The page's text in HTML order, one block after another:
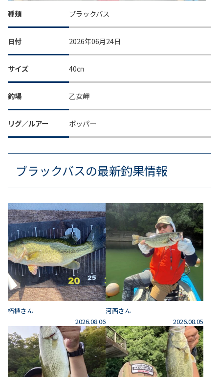
種類 ブラックバス
日付 2026年06月24日
サイズ 40㎝
釣場 乙女岬
リグ／ルアー ポッパー
ブラックバスの最新釣果情報
柘植さん
2026.08.06
河西さん
2026.08.05